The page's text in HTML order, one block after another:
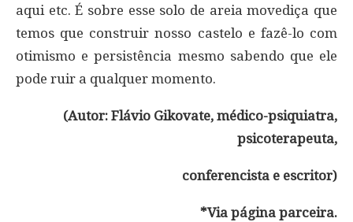
aqui etc. É sobre esse solo de areia movediça que
temos que construir nosso castelo e fazê-lo com
otimismo e persistência mesmo sabendo que ele
pode ruir a qualquer momento.
(Autor: Flávio Gikovate, médico-psiquiatra,
psicoterapeuta,
conferencista e escritor)
*Via página parceira.